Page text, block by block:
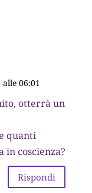
06:01
otterrà un
quanti
in coscienza?
Rispondi